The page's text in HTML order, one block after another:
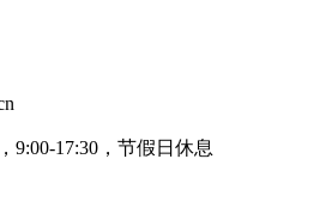
9:00-17:30，节假日休息